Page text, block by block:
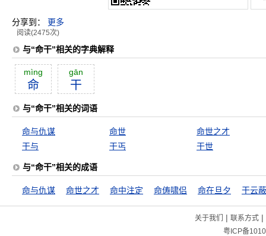
分享到： 更多
阅读(2475次)
与“命干”相关的字典解释
mìng
命
gān
干
与“命干”相关的词语
命与仇谋 命世
命世之才
干与
干丐 干世
与“命干”相关的成语
命与仇谋 命世之才 命中注定 命俦啸侣 命在旦夕 干云
关于我们 | 联系方式|
粤ICP备